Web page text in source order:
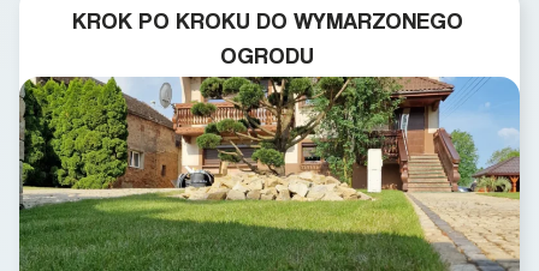
KROK PO KROKU DO WYMARZONEGO
OGRODU